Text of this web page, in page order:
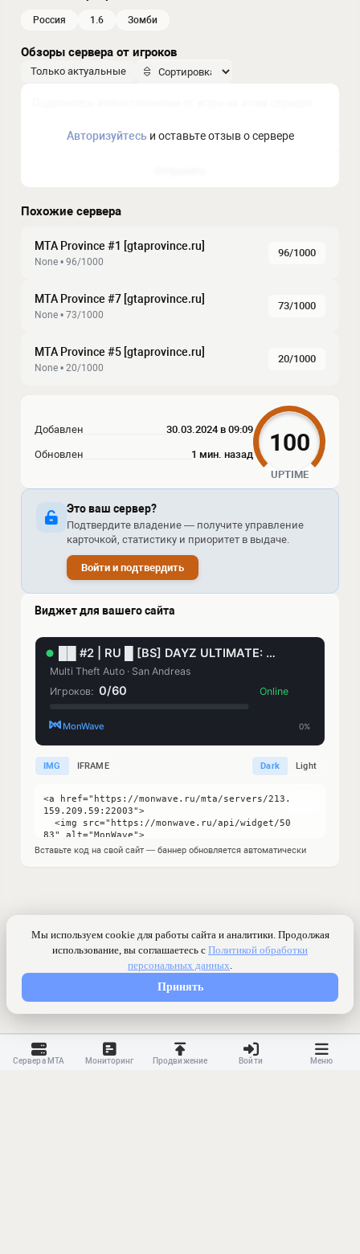
россия 1.6 зомби
Обзоры сервера от игроков
Только актуальные
Авторизуйтесьи оставьте отзыв о сервере
Похожие сервера
MTA Province #1 [gtaprovince.ru]
None • 96/1000
96/1000
MTA Province #7 [gtaprovince.ru]
None • 73/1000
73/1000
MTA Province #5 [gtaprovince.ru]
None • 20/1000
20/1000
Добавлен 30.03.2024 в 09:09
Обновлен 1 мин. назад 100
UPTIME
Это ваш сервер?
Подтвердите владение — получите управление
карточкой, статистику и приоритет в выдаче.
Войти и подтвердить
Виджет для вашего сайта
IMG IFRAME Dark Light
Вставьте код на свой сайт — баннер обновляется автоматически
Сервера МТА Мониторинг Продвижение Войти Меню